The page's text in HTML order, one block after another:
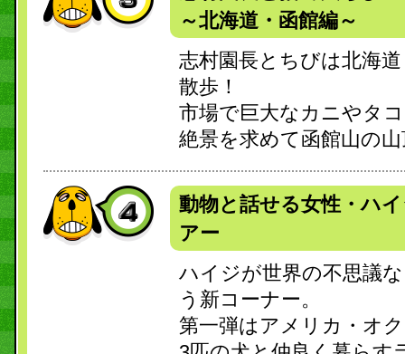
～北海道・函館編～
志村園長とちびは北海
散歩！
市場で巨大なカニやタ
絶景を求めて函館山の
動物と話せる女性・ハ
アー
ハイジが世界の不思議
う新コーナー。
第一弾はアメリカ・オ